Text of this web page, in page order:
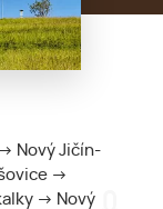
Nový Jičín-
→
→ Nový